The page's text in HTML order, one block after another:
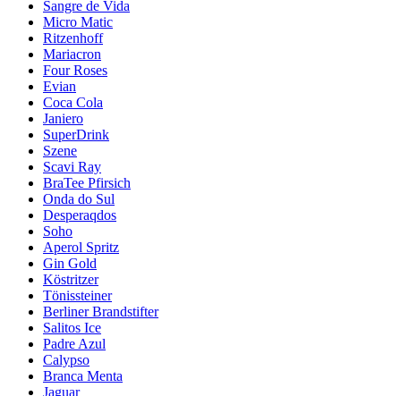
Sangre de Vida
Micro Matic
Ritzenhoff
Mariacron
Four Roses
Evian
Coca Cola
Janiero
SuperDrink
Szene
Scavi Ray
BraTee Pfirsich
Onda do Sul
Desperaqdos
Soho
Aperol Spritz
Gin Gold
Köstritzer
Tönissteiner
Berliner Brandstifter
Salitos Ice
Padre Azul
Calypso
Branca Menta
Jaguar